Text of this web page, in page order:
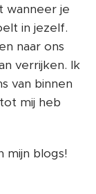
wanneer je
in jezelf.
naar ons
verrijken. Ik
van binnen
mij heb
mijn blogs!